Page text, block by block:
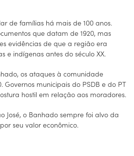
de famílias há mais de 100 anos.
que datam de 1920, mas
evidências de que a região era
e indígenas antes do século XX.
os ataques à comunidade
Governos municipais do PSDB e do PT
hostil em relação aos moradores.
José, o Banhado sempre foi alvo da
seu valor econômico.